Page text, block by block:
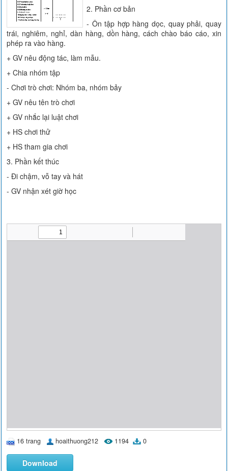
2. Phần cơ bản
- Ôn tập hợp hàng dọc, quay phải, quay
trái, nghiêm, nghỉ, dàn hàng, dồn hàng, cách chào báo cáo, xin
phép ra vào hàng.
+ GV nêu động tác, làm mẫu.
+ Chia nhóm tập
- Chơi trò chơi: Nhóm ba, nhóm bảy
+ GV nêu tên trò chơi
+ GV nhắc lại luật chơi
+ HS chơi thử
+ HS tham gia chơi
3. Phần kết thúc
- Đi chậm, vỗ tay và hát
- GV nhận xét giờ học
16 trang hoaithuong212 1194 0
Download